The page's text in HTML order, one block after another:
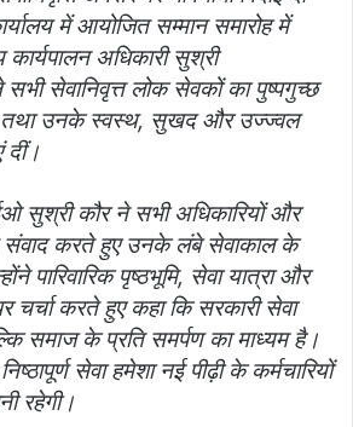
में आयोजित सम्मान समारोह में
अधिकारी सुश्री
सभी सेवानिवृत्त लोक सेवकों का पुष्पगुच्छ
तथा उनके स्वस्थ, सुखद और उज्ज्वल
दीं।
सुश्री कौर ने सभी अधिकारियों और
संवाद करते हुए उनके लंबे सेवाकाल के
पारिवारिक पृष्ठभूमि, सेवा यात्रा और
चर्चा करते हुए कहा कि सरकारी सेवा
समाज के प्रति समर्पण का माध्यम है।
सेवा हमेशा नई पीढ़ी के कर्मचारियों
रहेगी।